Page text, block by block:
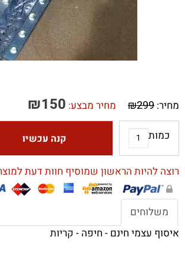
מחיר: ₪299 מחיר מבצע: ₪150
כמות קנה עכשיו
רוצה להיות הראשון שמוסיף חוות דעת
משלוחים
איסוף עצמי חינם - חיפה - קריות